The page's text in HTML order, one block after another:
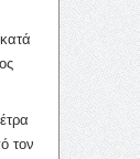
τον